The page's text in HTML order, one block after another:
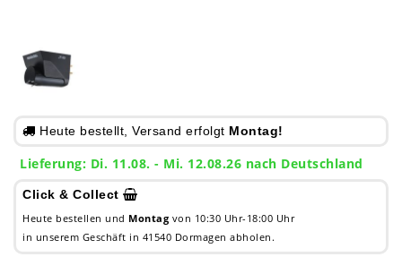
Heute bestellt, Versand erfolgt Montag!
Lieferung: Di. 11.08. - Mi. 12.08.26 nach Deutschland
Click & Collect
Heute bestellen und Montag von 10:30 Uhr-18:00 Uhr
in unserem Geschäft in 41540 Dormagen abholen.